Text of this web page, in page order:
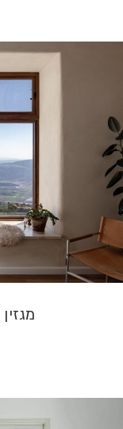
מגזין d+a | אדריכלות וטבע |